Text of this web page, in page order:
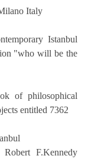
Italy
Istanbul
"who will be the
of philosophical
entitled 7362
F.Kennedy